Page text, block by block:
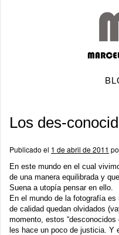
Los des-
Publicado el 1 de abril de 2011
En este mundo en el cual
de una manera equilibrada y
Suena a utopía pensar en ello.
En el mundo de la fotografía
de calidad quedan olvidados
momento, estos
les hace un poco de justicia. Y